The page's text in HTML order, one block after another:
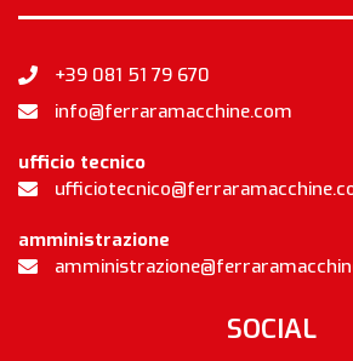
+39 081 51 79 670
info@ferraramacchine.com
ufficio tecnico
amministrazione
SOCIAL